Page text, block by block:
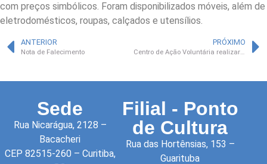
com preços simbólicos. Foram disponibilizados móveis, além de
eletrodomésticos, roupas, calçados e utensílios.
ANTERIOR
Nota de Falecimento
PRÓXIMO
Centro de Ação Voluntária realizará palestra na ABSR
Sede
Rua Nicarágua, 2128 –
Bacacheri
CEP 82515-260 – Curitiba,
Filial - Ponto
de Cultura
Rua das Hortênsias, 153 –
Guarituba